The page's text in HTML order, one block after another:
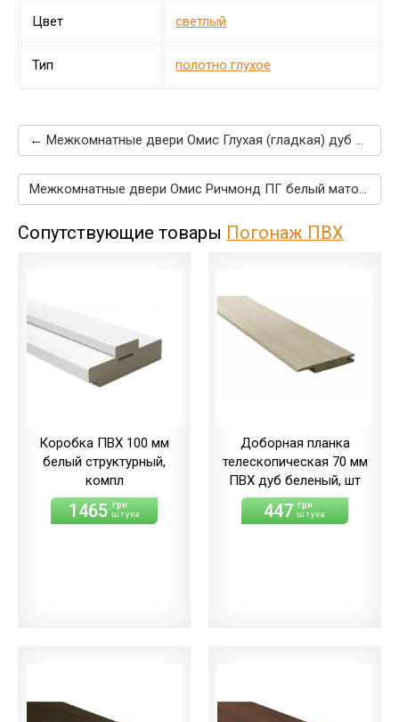
Цвет светлый
Тип полотно глухое
← Межкомнатные двери Омис Глухая (гладкая) дуб юджин
Межкомнатные двери Омис Ричмонд ПГ белый матовый →
Сопутствующие товары Погонаж ПВХ
Коробка ПВХ 100 мм
белый структурный,
компл
1465 грн
штука
Доборная планка
телескопическая 70 мм
ПВХ дуб беленый, шт
447 грн
штука